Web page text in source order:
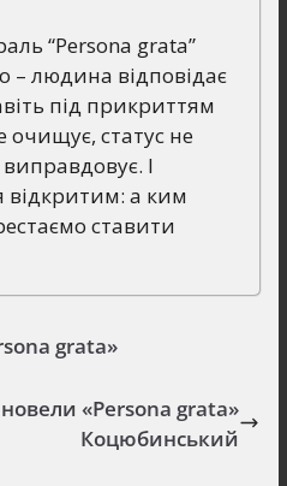
“Persona grata”
– людина відповідає
під прикриттям
очищує, статус не
І
відкритим: а ким
ставити
grata»
«Persona grata»
Коцюбинський